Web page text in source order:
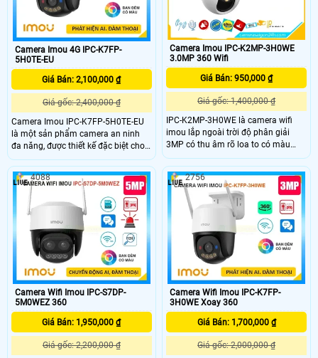
Camera Imou 4G IPC-K7FP-
5H0TE-EU
Giá Bán: 2,100,000 ₫
Giá gốc: 2,400,000 ₫
Camera Imou IPC-K7FP-5H0TE-EU
là một sản phẩm camera an ninh
đa năng, được thiết kế đặc biệt cho
các ứng dụng cần giám sát từ xa
trong điều kiện không có kết nối
mạng dây Imou IPC-K7FP-5H0TE-
EU hỗ trợ công nghệ hồng ngoại với
khả năng nhìn đêm lên đến 30 mét.
Camera Imou IPC-K2MP-3H0WE
3.0MP 360 Wifi
Giá Bán: 950,000 ₫
Giá gốc: 1,400,000 ₫
IPC-K2MP-3H0WE là camera wifi
imou lắp ngoài trời độ phân giải
3MP có thu âm rõ loa to có màu
ban đêm cùng chức năng xoay 360
kháng nước tốt trang bị hồng ngoại
10m chức năng ai thông minh phân
biệt người và vật cuyển động phù
hợp lắp cổng nhà cổng công ty nhà
xưởng kho hàng và giám sát xe
trước cửa hàng.
Camera Wifi Imou IPC-S7DP-
5M0WEZ 360
Giá Bán: 1,950,000 ₫
Giá gốc: 2,200,000 ₫
4088
Camera Wifi Imou IPC-K7FP-
3H0WE Xoay 360
Giá Bán: 1,700,000 ₫
Giá gốc: 2,000,000 ₫
2756